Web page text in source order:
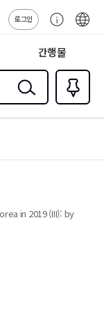
로그인
센
간행물
검색
즐겨찾
기0
in 2019 (III): by